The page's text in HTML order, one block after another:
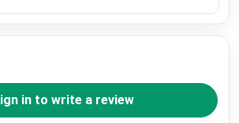
in to write a review